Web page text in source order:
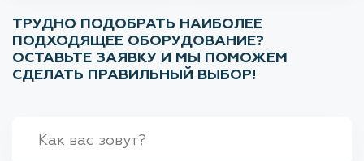
ТРУДНО ПОДОБРАТЬ НАИБОЛЕЕ
ПОДХОДЯЩЕЕ ОБОРУДОВАНИЕ?
ОСТАВЬТЕ ЗАЯВКУ И МЫ ПОМОЖЕМ
СДЕЛАТЬ ПРАВИЛЬНЫЙ ВЫБОР!